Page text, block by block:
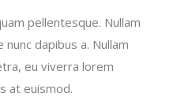
pellentesque. Nullam
dapibus a. Nullam
eu viverra lorem
at euismod.